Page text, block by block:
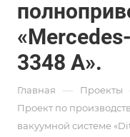
3348 A».
Главная — Проекты
Проект по
вакуумной системе